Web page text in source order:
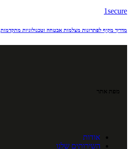
1secure
מדריך מקיף לפתרונות מצלמות אבטחה וטכנולוגיות מתקדמות
מפת אתר
אודות
השירותים שלנו